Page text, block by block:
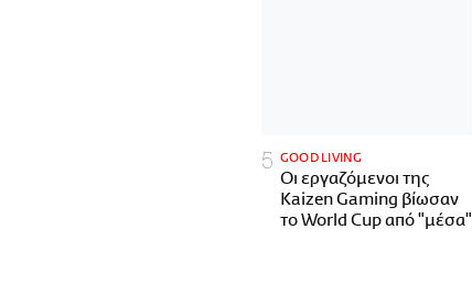
GOOD LIVING
Οι εργαζόμενοι της
Kaizen Gaming βίωσαν
το World Cup από "μέσα"